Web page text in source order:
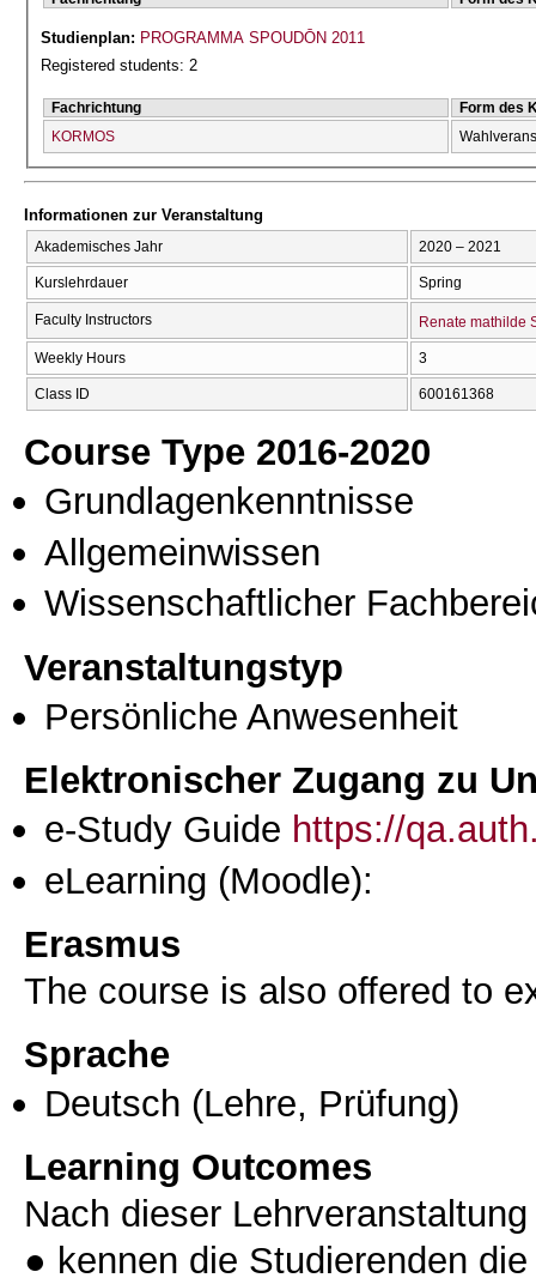
Studienplan: PROGRAMMA SPOUDŌN 2011
Registered students: 2
Fachrichtung
Form des
KORMOS
Informationen zur Veranstaltung
Akademisches Jahr 2020 – 2021
Kurslehrdauer Spring
Faculty Instructors Renate mathilde
Weekly Hours 3
Class ID 600161368
Course Type 2016-2020
Grundlagenkenntnisse
Allgemeinwissen
Wissenschaftlicher
Veranstaltungstyp
Persönliche Anwesenheit
Elektronischer Zugang zu
e-Study Guide https://
eLearning (Moodle):
Erasmus
The course is also offered to
Sprache
Deutsch (Lehre, Prüfung)
Learning Outcomes
Nach dieser Lehrveranstaltung
● kennen die Studierenden